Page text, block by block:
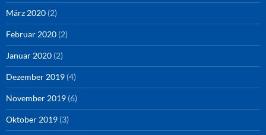
März 2020 (2)
Februar 2020 (2)
Januar 2020 (2)
Dezember 2019 (4)
November 2019 (6)
Oktober 2019 (3)